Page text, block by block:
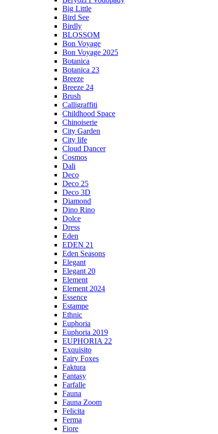
Big Little
Bird See
Birdly
BLOSSOM
Bon Voyage
Bon Voyage 2025
Botanica
Botanica 23
Breeze
Breeze 24
Brush
Calligraffiti
Childhood Space
Chinoiserie
City Garden
City life
Cloud Dancer
Cosmos
Dali
Deco
Deco 25
Deco 3D
Diamond
Dino Rino
Dolce
Dress
Eden
EDEN 21
Eden Seasons
Elegant
Elegant 20
Element
Element 2024
Essence
Estampe
Ethnic
Euphoria
Euphoria 2019
EUPHORIA 22
Exquisito
Fairy Foxes
Faktura
Fantasy
Farfalle
Fauna
Fauna Zoom
Felicita
Ferma
Fiore